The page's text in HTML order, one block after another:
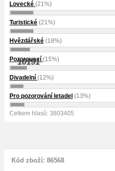
Lovecké (21%)
Turistické (21%)
Hvězdářské (18%)
Pozorovací (15%)
Divadelní (12%)
Pro pozorování letadel (13%)
Celkem hlasů: 3803405
10191
Kód zboží: 86568